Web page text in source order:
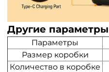
Другие параметры
Параметры
Размер коробки
Количество в коробке